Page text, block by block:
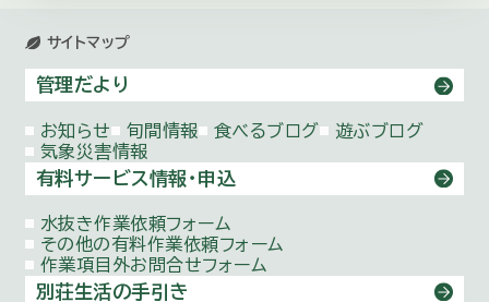
サイトマップ
管理だより
お知らせ 旬間情報 食べるブログ
遊ぶブログ
気象災害情報
有料サービス情報・申込
水抜き作業依頼フォーム
その他の有料作業依頼フォーム
作業項目外お問合せフォーム
別荘生活の手引き